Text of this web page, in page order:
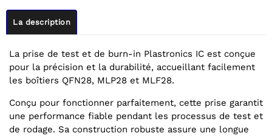
La description
La prise de test et de burn-in Plastronics IC est conçue
pour la précision et la durabilité, accueillant facilement
les boîtiers QFN28, MLP28 et MLF28.
Conçu pour fonctionner parfaitement, cette prise garantit
une performance fiable pendant les processus de test et
de rodage. Sa construction robuste assure une longue